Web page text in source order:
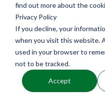
find out more about the
Privacy Policy
If you decline, your
when you visit this website.
used in your browser to
not to be tracked.
Accept
す。）は、個人番号及び
人情報等」といいます。
いて組織として取り組む
員及び支払義務の発生す
等の保護を重要事項とし
等の適正な取扱いに関す
め、この法人の役員、職
（以下「役職員等」とい